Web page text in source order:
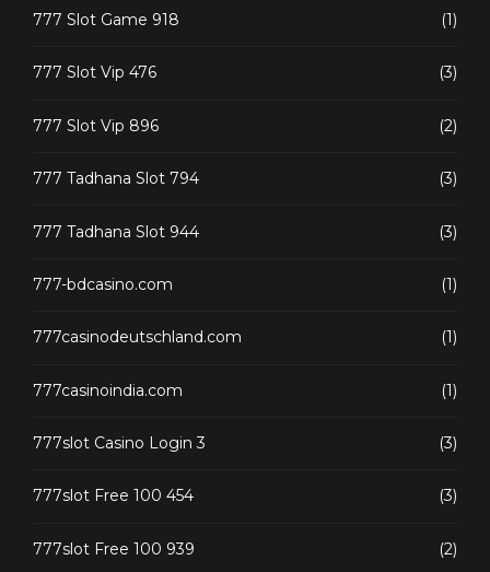
777 Slot Game 918 (1)
777 Slot Vip 476 (3)
777 Slot Vip 896 (2)
777 Tadhana Slot 794 (3)
777 Tadhana Slot 944 (3)
777-bdcasino.com (1)
777casinodeutschland.com (1)
777casinoindia.com (1)
777slot Casino Login 3 (3)
777slot Free 100 454 (3)
777slot Free 100 939 (2)